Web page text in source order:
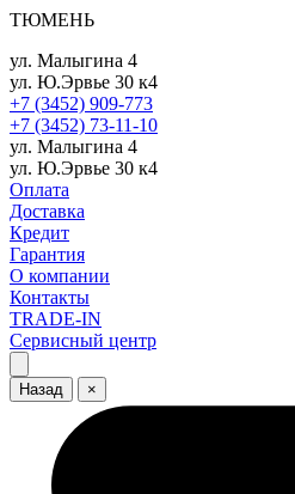
ТЮМЕНЬ
ул. Малыгина 4
ул. Ю.Эрвье 30 к4
+7 (3452) 909-773
+7 (3452) 73-11-10
ул. Малыгина 4
ул. Ю.Эрвье 30 к4
Оплата
Доставка
Кредит
Гарантия
О компании
Контакты
TRADE-IN
Сервисный центр
Назад ×